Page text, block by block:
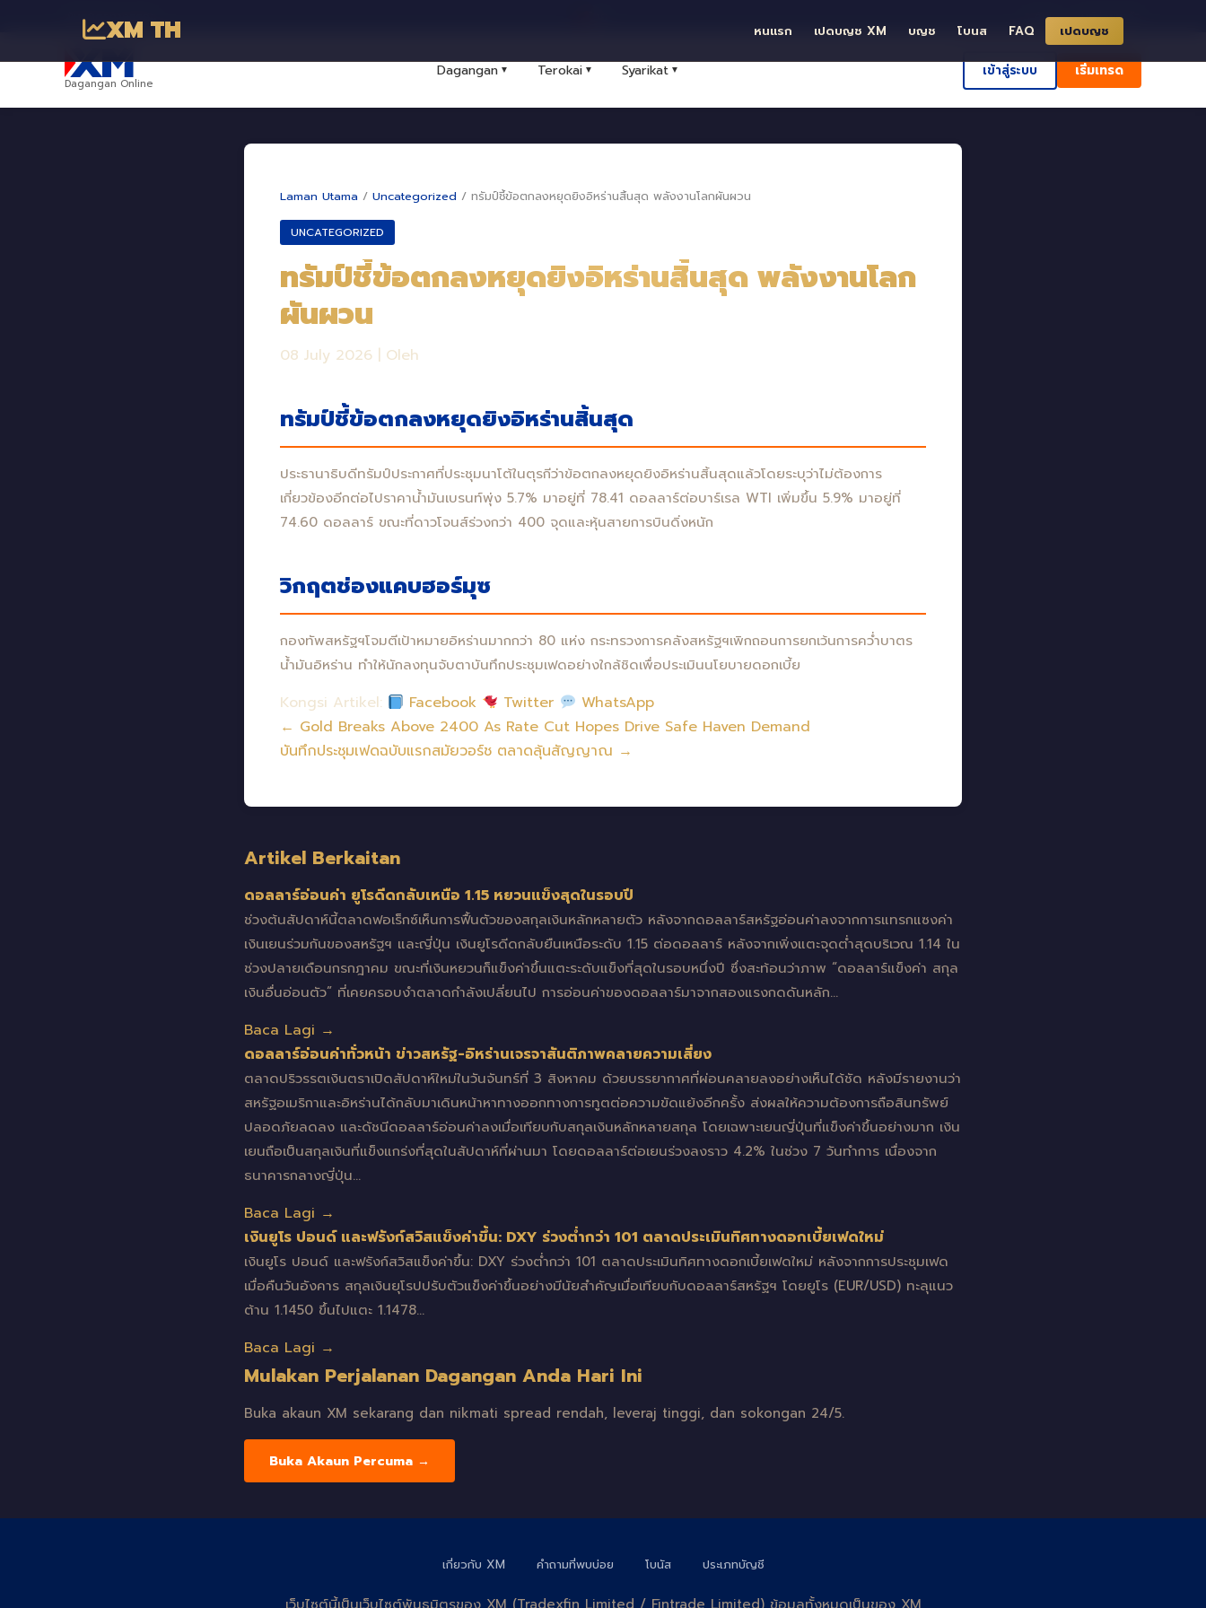
XM TH หนแรก เปดบญช XM บญช โบนส FAQ เปดบญช
พันธมิตรทางธุรกิจ ð ค้นหา ศูนย์ช่วยเหลือ
Dagangan Online
Dagangan ▼ Terokai ▼ Syarikat ▼ เข้าสู่ระบบ เริ่มเทรด
Laman Utama / Uncategorized / ทรัมป์ชี้ข้อตกลงหยุดยิงอิหร่านสิ้นสุด พลังงานโลกผันผวน
UNCATEGORIZED
ทรัมป์ชี้ข้อตกลงหยุดยิงอิหร่านสิ้นสุด พลังงานโลก
ผันผวน
08 July 2026 Oleh
ทรัมป์ชี้ข้อตกลงหยุดยิงอิหร่านสิ้นสุด
ประธานาธิบดีทรัมป์ประกาศที่ประชุมนาโต้ในตุรกีว่าข้อตกลงหยุดยิงอิหร่านสิ้นสุดแล้วโดยระบุว่าไม่ต้องการ
เกี่ยวข้องอีกต่อไปราคาน้ำมันเบรนท์พุ่ง 5.7% มาอยู่ที่ 78.41 ดอลลาร์ต่อบาร์เรล WTI เพิ่มขึ้น 5.9% มาอยู่ที่
74.60 ดอลลาร์ ขณะที่ดาวโจนส์ร่วงกว่า 400 จุดและหุ้นสายการบินดิ่งหนัก
วิกฤตช่องแคบฮอร์มุซ
กองทัพสหรัฐฯโจมตีเป้าหมายอิหร่านมากกว่า 80 แห่ง กระทรวงการคลังสหรัฐฯเพิกถอนการยกเว้นการคว่ำบาตร
น้ำมันอิหร่าน ทำให้นักลงทุนจับตาบันทึกประชุมเฟดอย่างใกล้ชิดเพื่อประเมินนโยบายดอกเบี้ย
Kongsi Artikel: Facebook Twitter
WhatsApp
← Gold Breaks Above 2400 As Rate Cut Hopes Drive Safe Haven Demand
บันทึกประชุมเฟดฉบับแรกสมัยวอร์ช ตลาดลุ้นสัญญาณ →
Artikel Berkaitan
ดอลลาร์อ่อนค่า ยูโรดีดกลับเหนือ 1.15 หยวนแข็งสุดในรอบปี
ช่วงต้นสัปดาห์นี้ตลาดฟอเร็กซ์เห็นการฟื้นตัวของสกุลเงินหลักหลายตัว หลังจากดอลลาร์สหรัฐอ่อนค่าลงจากการแทรกแซงค่า
เงินเยนร่วมกันของสหรัฐฯ และญี่ปุ่น เงินยูโรดีดกลับยืนเหนือระดับ 1.15 ต่อดอลลาร์ หลังจากเพิ่งแตะจุดต่ำสุดบริเวณ 1.14 ใน
ช่วงปลายเดือนกรกฎาคม ขณะที่เงินหยวนก็แข็งค่าขึ้นแตะระดับแข็งที่สุดในรอบหนึ่งปี ซึ่งสะท้อนว่าภาพ “ดอลลาร์แข็งค่า สกุล
เงินอื่นอ่อนตัว” ที่เคยครอบงำตลาดกำลังเปลี่ยนไป การอ่อนค่าของดอลลาร์มาจากสองแรงกดดันหลัก…
Baca Lagi →
ดอลลาร์อ่อนค่าทั่วหน้า ข่าวสหรัฐ-อิหร่านเจรจาสันติภาพคลายความเสี่ยง
ตลาดปริวรรตเงินตราเปิดสัปดาห์ใหม่ในวันจันทร์ที่ 3 สิงหาคม ด้วยบรรยากาศที่ผ่อนคลายลงอย่างเห็นได้ชัด หลังมีรายงานว่า
สหรัฐอเมริกาและอิหร่านได้กลับมาเดินหน้าหาทางออกทางการทูตต่อความขัดแย้งอีกครั้ง ส่งผลให้ความต้องการถือสินทรัพย์
ปลอดภัยลดลง และดัชนีดอลลาร์อ่อนค่าลงเมื่อเทียบกับสกุลเงินหลักหลายสกุล โดยเฉพาะเยนญี่ปุ่นที่แข็งค่าขึ้นอย่างมาก เงิน
เยนถือเป็นสกุลเงินที่แข็งแกร่งที่สุดในสัปดาห์ที่ผ่านมา โดยดอลลาร์ต่อเยนร่วงลงราว 4.2% ในช่วง 7 วันทำการ เนื่องจาก
ธนาคารกลางญี่ปุ่น…
Baca Lagi →
เงินยูโร ปอนด์ และฟรังก์สวิสแข็งค่าขึ้น: DXY ร่วงต่ำกว่า 101 ตลาดประเมินทิศทางดอกเบี้ยเฟดใหม่
เงินยูโร ปอนด์ และฟรังก์สวิสแข็งค่าขึ้น: DXY ร่วงต่ำกว่า 101 ตลาดประเมินทิศทางดอกเบี้ยเฟดใหม่ หลังจากการประชุมเฟด
เมื่อคืนวันอังคาร สกุลเงินยุโรปปรับตัวแข็งค่าขึ้นอย่างมีนัยสำคัญเมื่อเทียบกับดอลลาร์สหรัฐฯ โดยยูโร (EUR/USD) ทะลุแนว
ต้าน 1.1450 ขึ้นไปแตะ 1.1478…
Baca Lagi →
Mulakan Perjalanan Dagangan Anda Hari Ini
Buka akaun XM sekarang dan nikmati spread rendah, leveraj tinggi, dan sokongan 24/5.
Buka Akaun Percuma →
เกี่ยวกับ XM คำถามที่พบบ่อย โบนัส ประเภทบัญชี